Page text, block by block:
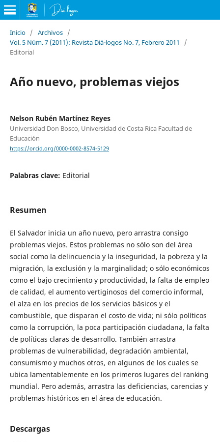
Inicio / Archivos /
Vol. 5 Núm. 7 (2011): Revista Diá-logos No. 7, Febrero 2011
/
Editorial
Año nuevo, problemas viejos
Nelson Rubén Martínez Reyes
Universidad Don Bosco, Universidad de Costa Rica Facultad de
Educación
https://orcid.org/0000-0002-8574-5129
Palabras clave: Editorial
Resumen
El Salvador inicia un año nuevo, pero arrastra consigo
problemas viejos. Estos problemas no sólo son del área
social como la delincuencia y la inseguridad, la pobreza y la
migración, la exclusión y la marginalidad; o sólo económicos
como el bajo crecimiento y productividad, la falta de empleo
de calidad, el aumento vertiginosos del comercio informal,
el alza en los precios de los servicios básicos y el
combustible, que disparan el costo de vida; ni sólo políticos
como la corrupción, la poca participación ciudadana, la falta
de políticas claras de desarrollo. También arrastra
problemas de vulnerabilidad, degradación ambiental,
consumismo y muchos otros, en algunos de los cuales se
ubica lamentablemente en los primeros lugares del ranking
mundial. Pero además, arrastra las deficiencias, carencias y
problemas históricos en el área de educación.
Descargas